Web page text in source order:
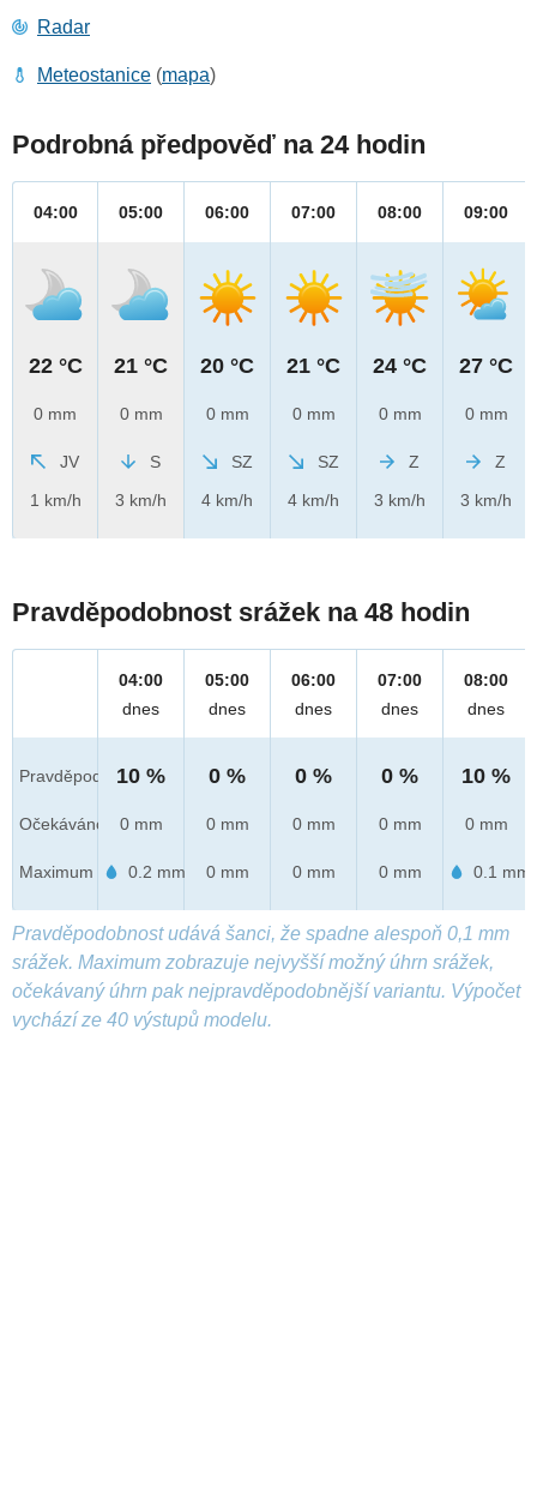
Radar
Meteostanice (mapa)
Podrobná předpověď na 24 hodin
04:00
22 °C
0 mm
JV
1 km/h
05:00
21 °C
0 mm
S
3 km/h
06:00
20 °C
0 mm
SZ
4 km/h
07:00
21 °C
0 mm
SZ
4 km/h
08:00
24 °C
0 mm
Z
3 km/h
09:00
27 °C
0 mm
Z
3 km/h
Pravděpodobnost srážek na 48 hodin
Pravděpod.
Očekáváno
Maximum
04:00
dnes
10 %
0 mm
0.2 mm
05:00
dnes
0 %
0 mm
0 mm
06:00
dnes
0 %
0 mm
0 mm
07:00
dnes
0 %
0 mm
0 mm
08:00
dnes
10 %
0 mm
0.1 mm
Pravděpodobnost udává šanci, že spadne alespoň 0,1 mm
srážek. Maximum zobrazuje nejvyšší možný úhrn srážek,
očekávaný úhrn pak nejpravděpodobnější variantu. Výpočet
vychází ze 40 výstupů modelu.